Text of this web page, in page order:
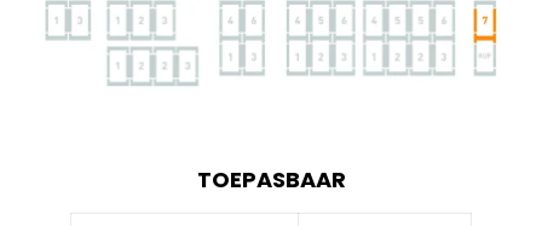
TOEPASBAAR